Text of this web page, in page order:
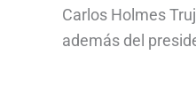
Carlos Holmes
además del